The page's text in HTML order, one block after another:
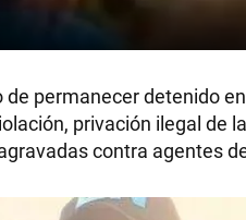
permanecer detenido
privación ilegal de
contra agentes